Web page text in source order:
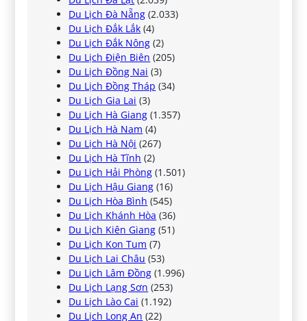
Du Lịch Đà Nẵng (2.033)
Du Lịch Đắk Lắk (4)
Du Lịch Đắk Nông (2)
Du Lịch Điện Biên (205)
Du Lịch Đồng Nai (3)
Du Lịch Đồng Tháp (34)
Du Lịch Gia Lai (3)
Du Lịch Hà Giang (1.357)
Du Lịch Hà Nam (4)
Du Lịch Hà Nội (267)
Du Lịch Hà Tĩnh (2)
Du Lịch Hải Phòng (1.501)
Du Lịch Hậu Giang (16)
Du Lịch Hòa Bình (545)
Du Lịch Khánh Hòa (36)
Du Lịch Kiên Giang (51)
Du Lịch Kon Tum (7)
Du Lịch Lai Châu (53)
Du Lịch Lâm Đồng (1.996)
Du Lịch Lạng Sơn (253)
Du Lịch Lào Cai (1.192)
Du Lịch Long An (22)